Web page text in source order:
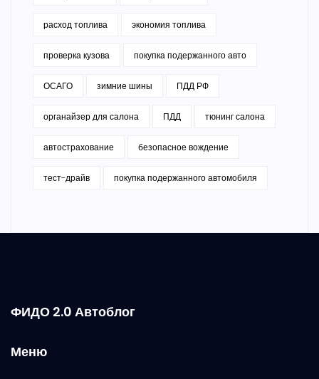
расход топлива экономия топлива
проверка кузова покупка подержанного авто
ОСАГО зимние шины ПДД РФ
органайзер для салона ПДД тюнинг салона
автострахование безопасное вождение
тест-драйв покупка подержанного автомобиля
ФИДО 2.0 Автоблог
Меню